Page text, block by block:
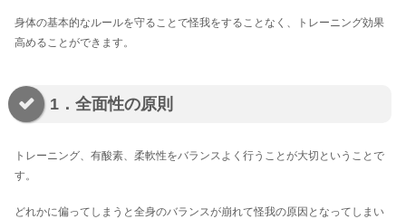
身体の基本的なルールを守ることで怪我をすることなく、トレーニング効果
高めることができます。
1．全面性の原則
トレーニング、有酸素、柔軟性をバランスよく行うことが大切ということで
す。
どれかに偏ってしまうと全身のバランスが崩れて怪我の原因となってしまい